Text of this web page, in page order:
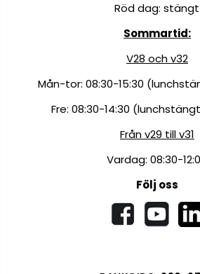
Röd dag: stängt
Sommartid:
V28 och v32
Mån-tor: 08:30-15:30
Fre: 08:30-14:30 (lunchstängt
Från v29 till v31
Vardag: 08:30-
Följ oss